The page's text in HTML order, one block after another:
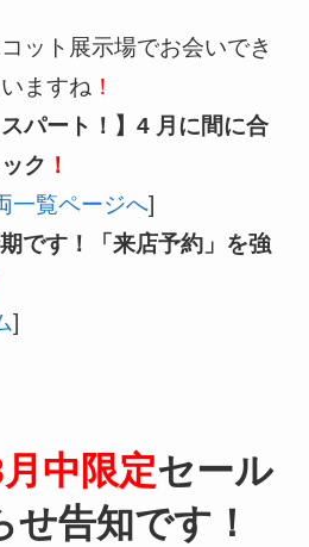
ット展示場でお会いでき
ますね！
パート！】4 月に間に合
ク ！
一覧ページへ]
です！「来店予約」を強
]
中限定セール
告知です！